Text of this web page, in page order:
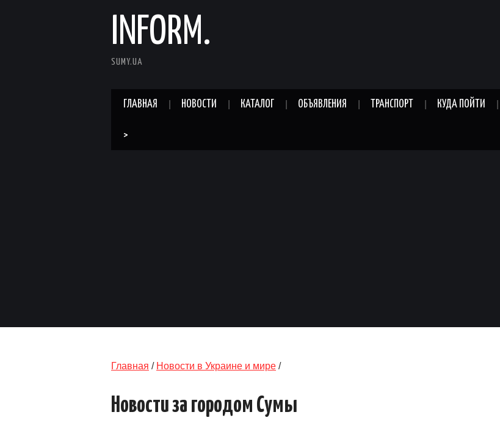
INFORM.
SUMY.UA
ГЛАВНАЯ НОВОСТИ КАТАЛОГ ОБЪЯВЛЕНИЯ ТРАНСПОРТ КУДА ПОЙТИ
>
Главная / Новости в Украине и мире /
Новости за городом Сумы